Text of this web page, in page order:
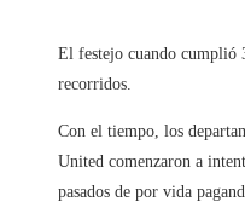
El festejo cuando cumplió
recorridos.
Con el tiempo, los
United comenzaron a
pasados ​​de por vida